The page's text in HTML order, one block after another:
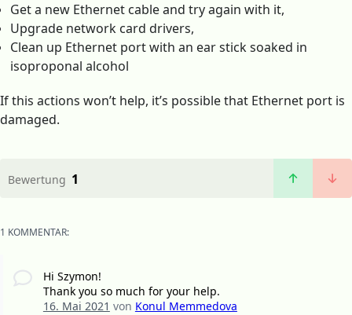
Get a new Ethernet cable and try again with it,
Upgrade network card drivers,
Clean up Ethernet port with an ear stick soaked in
isoproponal alcohol
If this actions won’t help, it’s possible that Ethernet port is
damaged.
Bewertung 1
1 KOMMENTAR:
Hi Szymon!
Thank you so much for your help.
16. Mai 2021 von Konul Memmedova